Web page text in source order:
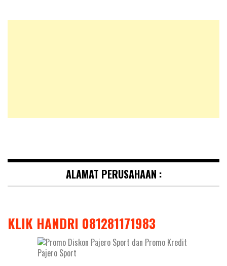
ALAMAT PERUSAHAAN :
KLIK HANDRI 081281171983